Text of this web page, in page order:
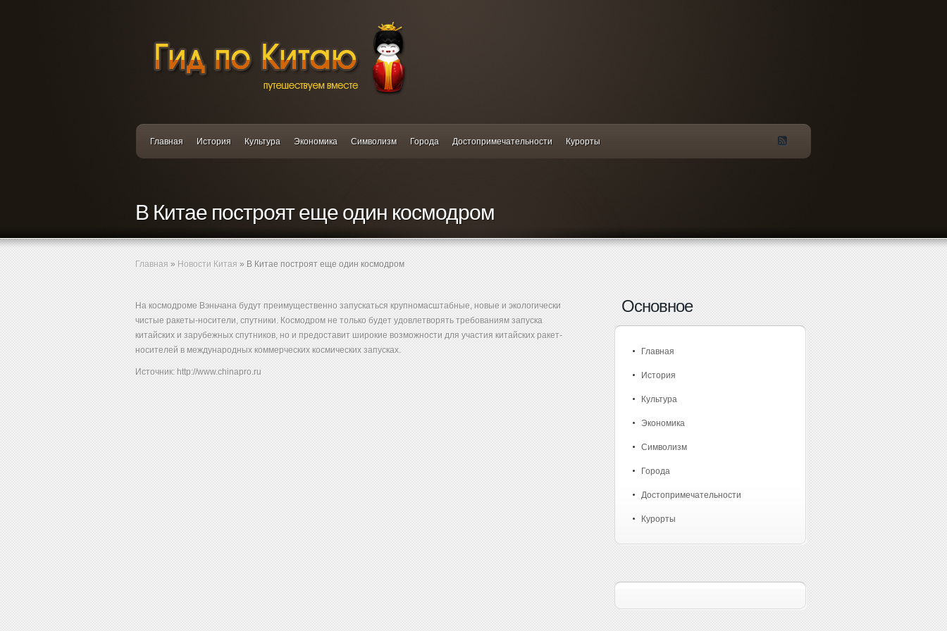
Главная История Культура Экономика Символизм Города Достопримечательности Курорты
В Китае построят еще один космодром
Главная » Новости Китая » В Китае построят еще один космодром
На космодроме Вэньчана будут преимущественно запускаться крупномасштабные, новые и экологически
чистые ракеты-носители, спутники. Космодром не только будет удовлетворять требованиям запуска
китайских и зарубежных спутников, но и предоставит широкие возможности для участия китайских ракет-
носителей в международных коммерческих космических запусках.
Источник: http://www.chinapro.ru
Основное
Главная
История
Культура
Экономика
Символизм
Города
Достопримечательности
Курорты